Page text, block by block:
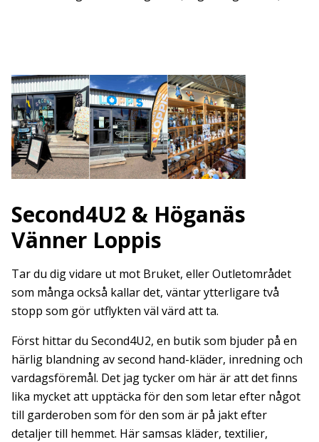
Second4U2 & Höganäs
Vänner Loppis
Tar du dig vidare ut mot Bruket, eller Outletområdet
som många också kallar det, väntar ytterligare två
stopp som gör utflykten väl värd att ta.
Först hittar du Second4U2, en butik som bjuder på en
härlig blandning av second hand-kläder, inredning och
vardagsföremål. Det jag tycker om här är att det finns
lika mycket att upptäcka för den som letar efter något
till garderoben som för den som är på jakt efter
detaljer till hemmet. Här samsas kläder, textilier,